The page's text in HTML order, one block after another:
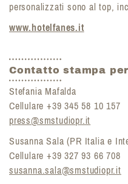
personalizzati sono al top,
www.hotelfanes.it
Contatto stampa
Stefania Mafalda
Cellulare +39 345 58 10 157
press@smstudiopr.it
Susanna Sala (PR Italia e
Cellulare +39 327 93 66 708
susanna.sala@smstudiopr.it